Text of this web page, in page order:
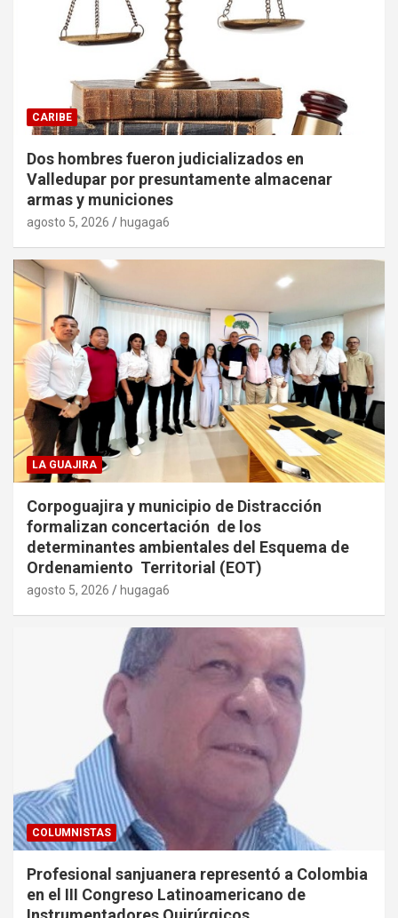
CARIBE
Dos hombres fueron judicializados en
Valledupar por presuntamente almacenar
armas y municiones
agosto 5, 2026 hugaga6
LA GUAJIRA
Corpoguajira y municipio de Distracción
formalizan concertación de los
determinantes ambientales del Esquema de
Ordenamiento Territorial (EOT)
agosto 5, 2026 hugaga6
COLUMNISTAS
Profesional sanjuanera representó a Colombia
en el III Congreso Latinoamericano de